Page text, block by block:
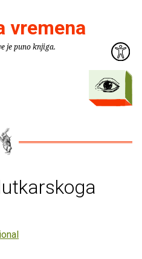
vremena
je puno knjiga.